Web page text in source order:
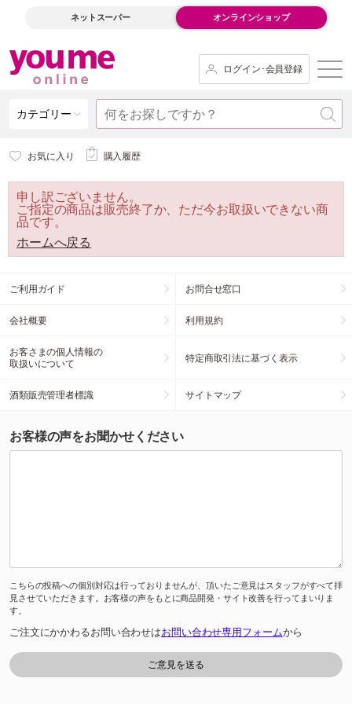
ネットスーパー オンラインショップ
ログイン･会員登録
カテゴリー
お気に入り 購入履歴
申し訳ございません。
ご指定の商品は販売終了か、ただ今お取扱いできない商
品です。
ホームへ戻る
ご利用ガイド お問合せ窓口
会社概要 利用規約
お客さまの個人情報の
取扱いについて
特定商取引法に基づく表示
酒類販売管理者標識 サイトマップ
お客様の声をお聞かせください
こちらの投稿への個別対応は行っておりませんが、頂いたご意見はスタッフがすべて拝
見させていただきます。お客様の声をもとに商品開発・サイト改善を行ってまいりま
す。
ご注文にかかわるお問い合わせはお問い合わせ専用フォームから